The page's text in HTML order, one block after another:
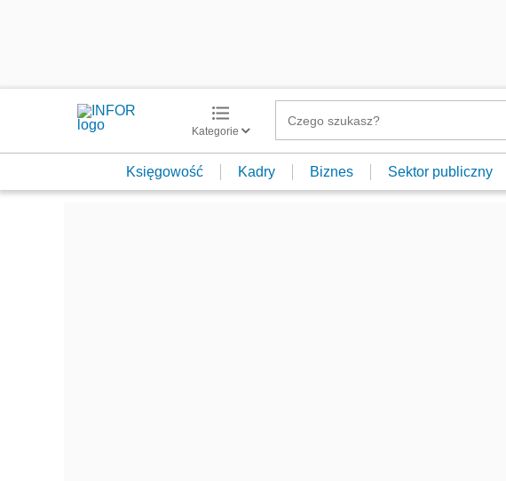
Kategorie
Księgowość Kadry Biznes Sektor publiczny